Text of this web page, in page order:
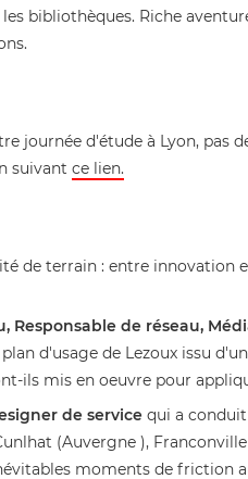
bibliothèques. Riche
journée d'étude à Lyon, pas
suivant ce lien.
de terrain : entre innovation
Responsable de réseau,
d'usage de Lezoux issu
ils mis en oeuvre pour
de service qui a
(Auvergne ),
moments de friction